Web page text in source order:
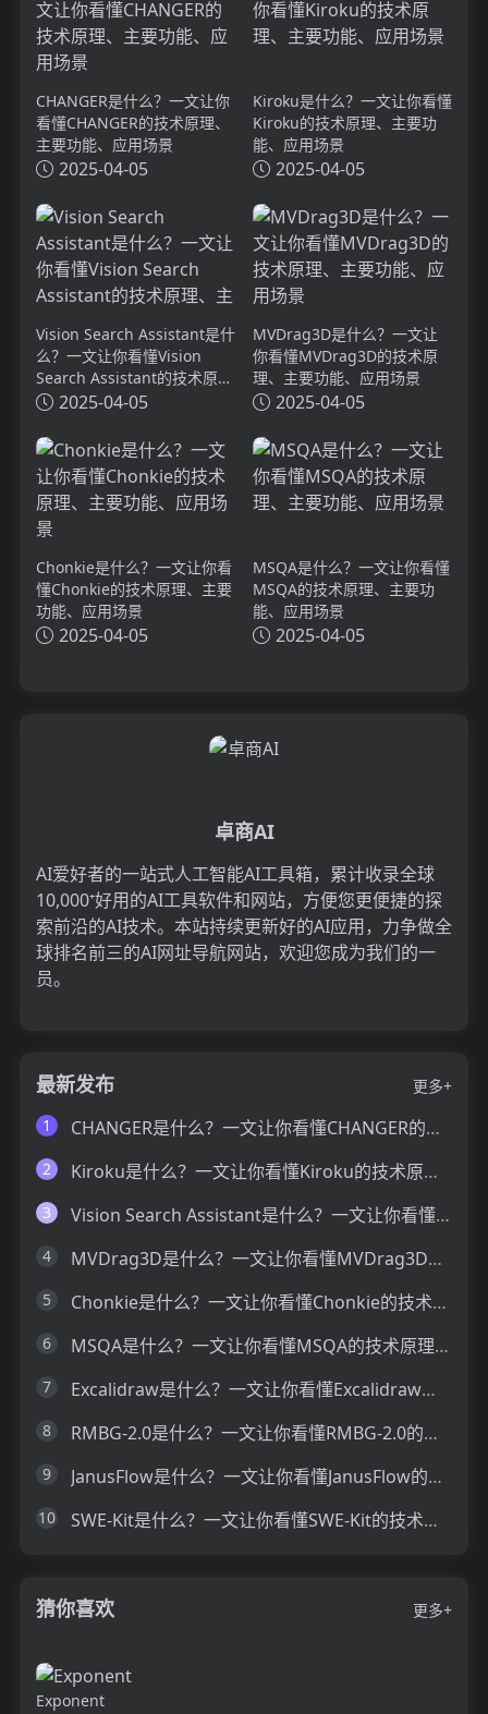
CHANGER是什么？一文让你
看懂CHANGER的技术原理、
主要功能、应用场景
2025-04-05
Kiroku是什么？一文让你看懂
Kiroku的技术原理、主要功
能、应用场景
2025-04-05
Vision Search Assistant是什
么？一文让你看懂Vision
Search Assistant的技术原
理、主要功能、应用场景
2025-04-05
MVDrag3D是什么？一文让
你看懂MVDrag3D的技术原
理、主要功能、应用场景
2025-04-05
Chonkie是什么？一文让你看
懂Chonkie的技术原理、主要
功能、应用场景
2025-04-05
MSQA是什么？一文让你看懂
MSQA的技术原理、主要功
能、应用场景
2025-04-05
卓商AI
AI爱好者的一站式人工智能AI工具箱，累计收录全球
10,000⁺好用的AI工具软件和网站，方便您更便捷的探
索前沿的AI技术。本站持续更新好的AI应用，力争做全
球排名前三的AI网址导航网站，欢迎您成为我们的一
员。
最新发布
更多+
1
CHANGER是什么？一文让你看懂CHANGER的技术原理、主要功能、应用场景
2 Kiroku是什么？一文让你看懂Kiroku的技术原理、主要功能、应用场景
3 Vision Search Assistant是什么？一文让你看懂Vision Search Assistant的技术原理、主要功能、应用场景
4 MVDrag3D是什么？一文让你看懂MVDrag3D的技术原理、主要功能、应用场景
5 Chonkie是什么？一文让你看懂Chonkie的技术原理、主要功能、应用场景
6 MSQA是什么？一文让你看懂MSQA的技术原理、主要功能、应用场景
7 Excalidraw是什么？一文让你看懂Excalidraw的技术原理、主要功能、应用场景
8 RMBG-2.0是什么？一文让你看懂RMBG-2.0的技术原理、主要功能、应用场景
9 JanusFlow是什么？一文让你看懂JanusFlow的技术原理、主要功能、应用场景
10 SWE-Kit是什么？一文让你看懂SWE-Kit的技术原理、主要功能、应用场景
猜你喜欢 更多+
Exponent